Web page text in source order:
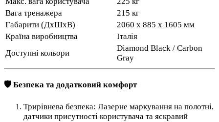
Вага тренажера
215 кг
Габарити (ДхШхВ)
2060 х 885 х 1605 мм
Країна виробництва
Італія
Доступні кольори
Diamond Black / Carbon
Gray
🛡️ Безпека та додатковий комфорт
Трирівнева безпека: Лазерне маркування на полотні,
датчики присутності користувача та яскравий